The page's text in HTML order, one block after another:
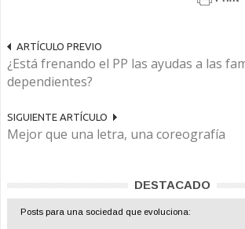
ARTÍCULO PREVIO
¿Está frenando el PP las ayudas a las
dependientes?
SIGUIENTE ARTÍCULO
Mejor que una letra, una coreografía
DESTACADO
Posts para una sociedad que evoluciona: